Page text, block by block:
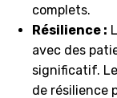
complets.
Résilience :
avec des
significatif.
de résilience